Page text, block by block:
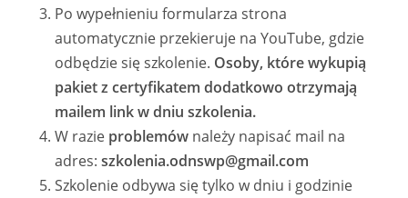
Po wypełnieniu formularza strona
automatycznie przekieruje na YouTube, gdzie
odbędzie się szkolenie. Osoby, które wykupią
pakiet z certyfikatem dodatkowo otrzymają
mailem link w dniu szkolenia.
W razie problemów należy napisać mail na
adres:szkolenia.odnswp@gmail.com
Szkolenie odbywa się tylko w dniu i godzinie